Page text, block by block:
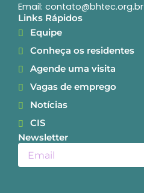
Email: contato@bhtec.org.br
Links Rápidos
Equipe
Conheça os residentes
Agende uma visita
Vagas de emprego
Notícias
CIS
Newsletter